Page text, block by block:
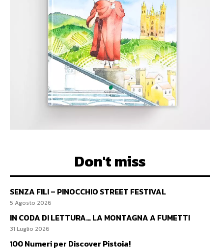
Don't miss
SENZA FILI – PINOCCHIO STREET FESTIVAL
5 Agosto 2026
IN CODA DI LETTURA… LA MONTAGNA A FUMETTI
31 Luglio 2026
100 Numeri per Discover Pistoia!